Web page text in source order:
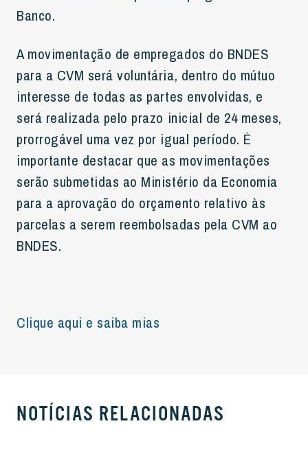
Banco.
A movimentação de empregados do BNDES
para a CVM será voluntária, dentro do mútuo
interesse de todas as partes envolvidas, e
será realizada pelo prazo inicial de 24 meses,
prorrogável uma vez por igual período. É
importante destacar que as movimentações
serão submetidas ao Ministério da Economia
para a aprovação do orçamento relativo às
parcelas a serem reembolsadas pela CVM ao
BNDES.
Clique aqui e saiba mias
NOTÍCIAS RELACIONADAS